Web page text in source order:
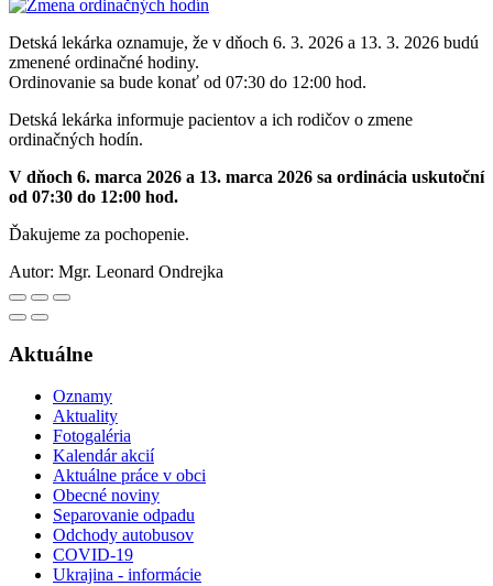
Detská lekárka oznamuje, že v dňoch 6. 3. 2026 a 13. 3. 2026 budú
zmenené ordinačné hodiny.
Ordinovanie sa bude konať od 07:30 do 12:00 hod.
Detská lekárka informuje pacientov a ich rodičov o zmene
ordinačných hodín.
V dňoch 6. marca 2026 a 13. marca 2026 sa ordinácia uskutoční
od 07:30 do 12:00 hod.
Ďakujeme za pochopenie.
Autor: Mgr. Leonard Ondrejka
Aktuálne
Oznamy
Aktuality
Fotogaléria
Kalendár akcií
Aktuálne práce v obci
Obecné noviny
Separovanie odpadu
Odchody autobusov
COVID-19
Ukrajina - informácie